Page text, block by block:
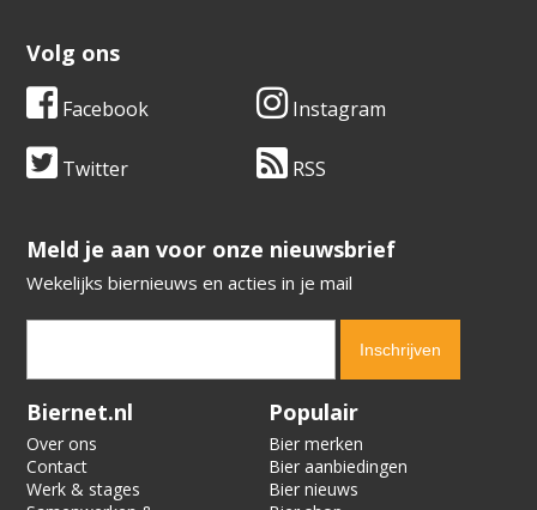
Volg ons
Facebook Instagram
Twitter RSS
​​​​​​​Meld je aan voor onze nieuwsbrief
Wekelijks biernieuws en acties in je mail
Verification code:
Biernet.nl
Over ons
Contact
Werk & stages
Populair
Bier merken
Bier aanbiedingen
Bier nieuws